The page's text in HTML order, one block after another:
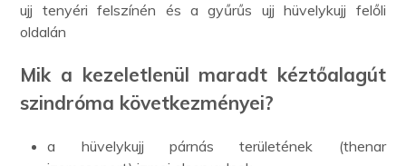
ujj tenyéri felszínén és a gyűrűs ujj hüvelykujj felőli
oldalán
Mik a kezeletlenül maradt kéztőalagút
szindróma következményei?
a hüvelykujj párnás területének (thenar